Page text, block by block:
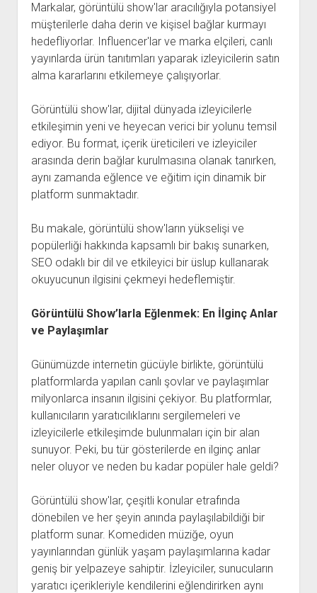
Markalar, görüntülü show'lar aracılığıyla potansiyel
müşterilerle daha derin ve kişisel bağlar kurmayı
hedefliyorlar. Influencer'lar ve marka elçileri, canlı
yayınlarda ürün tanıtımları yaparak izleyicilerin satın
alma kararlarını etkilemeye çalışıyorlar.
Görüntülü show'lar, dijital dünyada izleyicilerle
etkileşimin yeni ve heyecan verici bir yolunu temsil
ediyor. Bu format, içerik üreticileri ve izleyiciler
arasında derin bağlar kurulmasına olanak tanırken,
aynı zamanda eğlence ve eğitim için dinamik bir
platform sunmaktadır.
Bu makale, görüntülü show'ların yükselişi ve
popülerliği hakkında kapsamlı bir bakış sunarken,
SEO odaklı bir dil ve etkileyici bir üslup kullanarak
okuyucunun ilgisini çekmeyi hedeflemiştir.
Görüntülü Show’larla Eğlenmek: En İlginç Anlar
ve Paylaşımlar
Günümüzde internetin gücüyle birlikte, görüntülü
platformlarda yapılan canlı şovlar ve paylaşımlar
milyonlarca insanın ilgisini çekiyor. Bu platformlar,
kullanıcıların yaratıcılıklarını sergilemeleri ve
izleyicilerle etkileşimde bulunmaları için bir alan
sunuyor. Peki, bu tür gösterilerde en ilginç anlar
neler oluyor ve neden bu kadar popüler hale geldi?
Görüntülü show'lar, çeşitli konular etrafında
dönebilen ve her şeyin anında paylaşılabildiği bir
platform sunar. Komediden müziğe, oyun
yayınlarından günlük yaşam paylaşımlarına kadar
geniş bir yelpazeye sahiptir. İzleyiciler, sunucuların
yaratıcı içerikleriyle kendilerini eğlendirirken aynı